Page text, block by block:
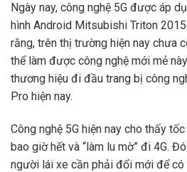
Ngày nay, công nghệ 5G được áp
hình Android Mitsubishi Triton
rằng, trên thị trường hiện nay chưa
thể làm được công nghệ mới mẻ
thương hiệu đi đầu trang bị công
Pro hiện nay.
Công nghệ 5G hiện nay cho thấy
bao giờ hết và “làm lu mờ” đi 4G.
người lái xe cần phải đổi mới để có